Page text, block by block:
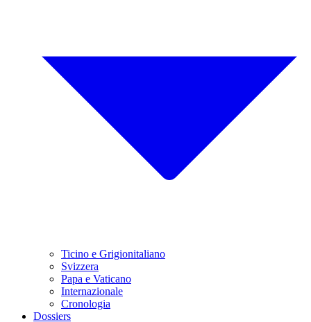
Ticino e Grigionitaliano
Svizzera
Papa e Vaticano
Internazionale
Cronologia
Dossiers